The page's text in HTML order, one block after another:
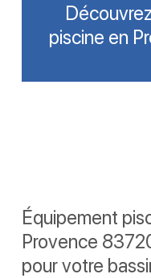
piscine en
Équipement
Provence
pour votre